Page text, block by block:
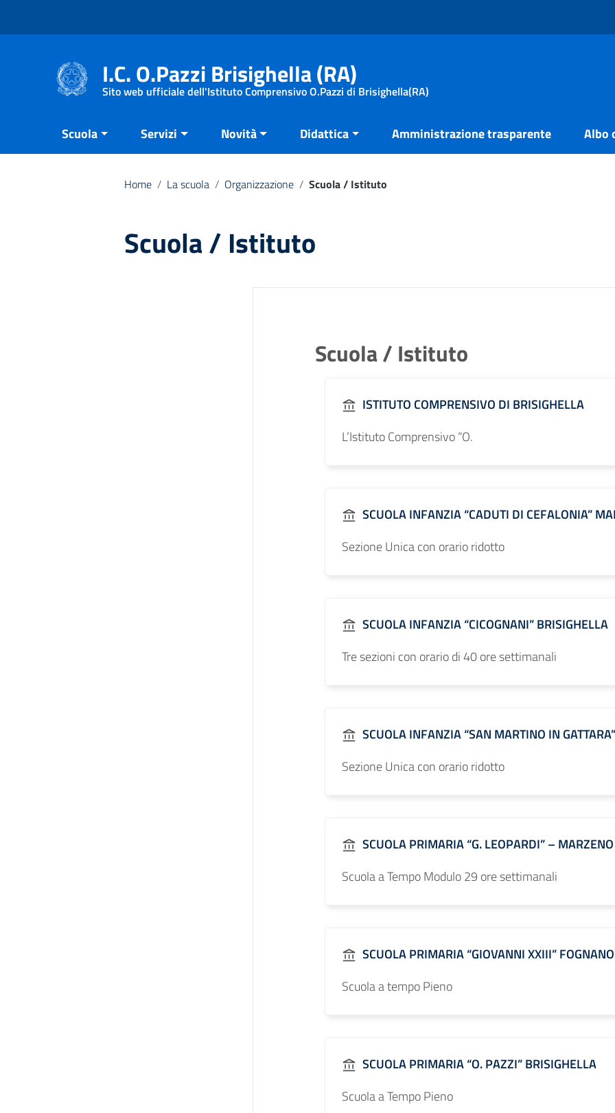
I.C. O.Pazzi Brisighella (RA)
Sito web ufficiale dell'Istituto Comprensivo O.Pazzi di Brisighella(RA)
Scuola Servizi Novità Didattica Amministrazione trasparente Albo
Home / La scuola / Organizzazione / Scuola / Istituto
Scuola / Istituto
Scuola / Istituto
ISTITUTO COMPRENSIVO DI BRISIGHELLA
L’Istituto Comprensivo “O.
SCUOLA INFANZIA “CADUTI DI CEFALONIA”
Sezione Unica con orario ridotto
SCUOLA INFANZIA “CICOGNANI” BRISIGHELLA
Tre sezioni con orario di 40 ore settimanali
SCUOLA INFANZIA “SAN MARTINO IN GATTARA”
Sezione Unica con orario ridotto
SCUOLA PRIMARIA “G. LEOPARDI” – MARZENO
Scuola a Tempo Modulo 29 ore settimanali
SCUOLA PRIMARIA “GIOVANNI XXIII” FOGNANO
Scuola a tempo Pieno
SCUOLA PRIMARIA “O. PAZZI” BRISIGHELLA
Scuola a Tempo Pieno